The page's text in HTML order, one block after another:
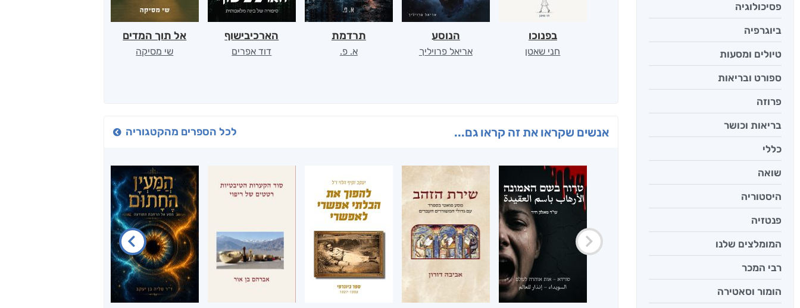
פסיכולוגיה
ביוגרפיה
טיולים ומסעות
ספורט ובריאות
פרוזה
בריאות וכושר
כללי
שואה
היסטוריה
פנטזיה
המומלצים שלנו
רבי המכר
הומור וסאטירה
בפנוכו
חני שאטן
הנוסע
אריאל פרויליך
תרדמת
א. פ.
הארכיבישוף
דוד אפרים
אל תוך המדים
שי מסיקה
אנשים שקראו את זה קראו גם... לכל הספרים מהקטגוריה